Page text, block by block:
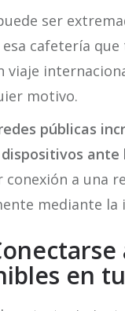
ser
cafetería
viaje
motivo.
públicas
conexión a una
mediante la
en